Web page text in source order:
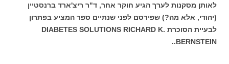
לאותן מסקנות לערך הגיע חוקר אחר, ד"ר ריצ'ארד ברנסטיין
(יהודי, אלא מה?) שפירסם לפני שנתיים ספר המציע בפתרון
לבעיית הסוכרת DIABETES SOLUTIONS RICHARD K.
.BERNSTEIN.